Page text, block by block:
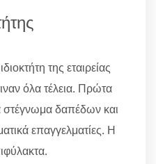
της εταιρείας
όλα τέλεια. Πρώτα
στέγνωμα δαπέδων και
επαγγελματίες. Η